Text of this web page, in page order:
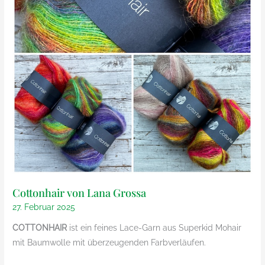
Herzfasern
nis
von
Herzfasern
Cottonhair von Lana Grossa
27. Februar 2025
COTTONHAIR ist ein feines Lace-Garn aus Superkid Mohair
mit Baumwolle mit überzeugenden Farbverläufen.